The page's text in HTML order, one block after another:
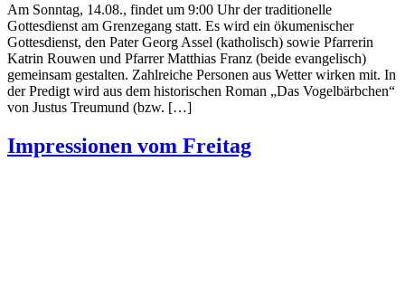
Am Sonntag, 14.08., findet um 9:00 Uhr der traditionelle
Gottesdienst am Grenzegang statt. Es wird ein ökumenischer
Gottesdienst, den Pater Georg Assel (katholisch) sowie Pfarrerin
Katrin Rouwen und Pfarrer Matthias Franz (beide evangelisch)
gemeinsam gestalten. Zahlreiche Personen aus Wetter wirken mit. In
der Predigt wird aus dem historischen Roman „Das Vogelbärbchen“
von Justus Treumund (bzw. […]
Impressionen vom Freitag